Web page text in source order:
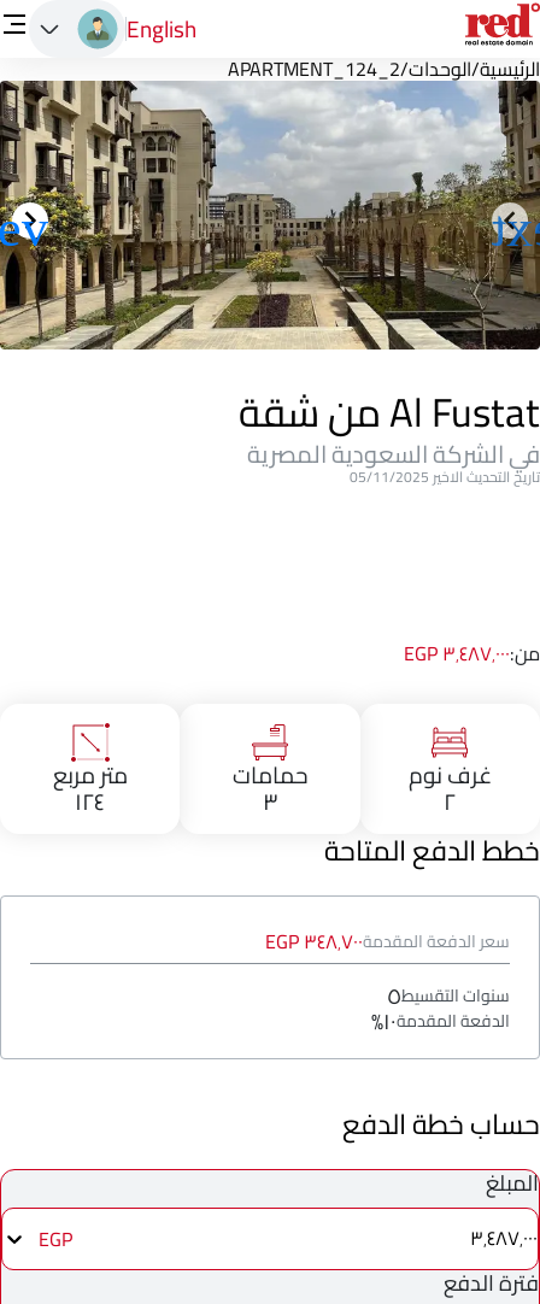
English
الرئيسية/الوحدات/
APARTMENT_124_2
Al Fustat من شقة
في الشركة السعودية المصرية
تاريخ التحديث الاخير 05/11/2025
من:٣٬٤٨٧٬٠٠٠ EGP
غرف نوم
٢
حمامات
٣
متر مربع
١٢٤
خطط الدفع المتاحة
سعر الدفعة المقدمة٣٤٨٬٧٠٠ EGP
سنوات التقسيط٥
الدفعة المقدمة١٠%
حساب خطة الدفع
المبلغ
٣٬٤٨٧٬٠٠٠ EGP
فترة الدفع